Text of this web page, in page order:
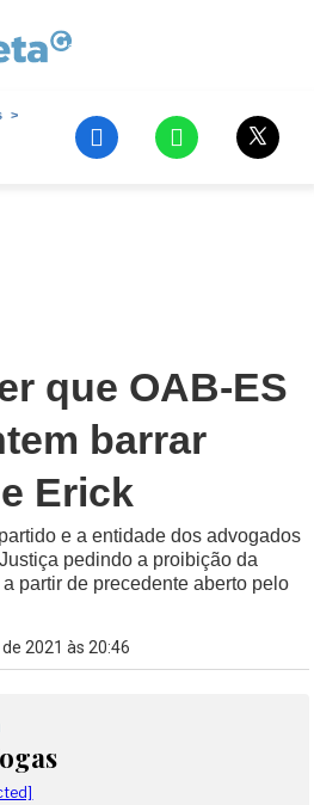
que OAB-ES
barrar
Erick
e a entidade dos advogados
pedindo a proibição da
partir de precedente aberto pelo
2021 às 20:46